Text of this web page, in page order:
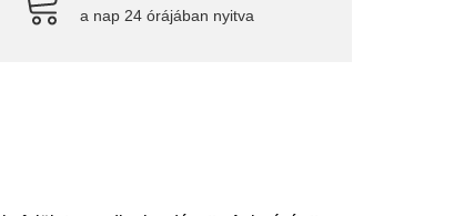
a nap 24 órájában nyitva